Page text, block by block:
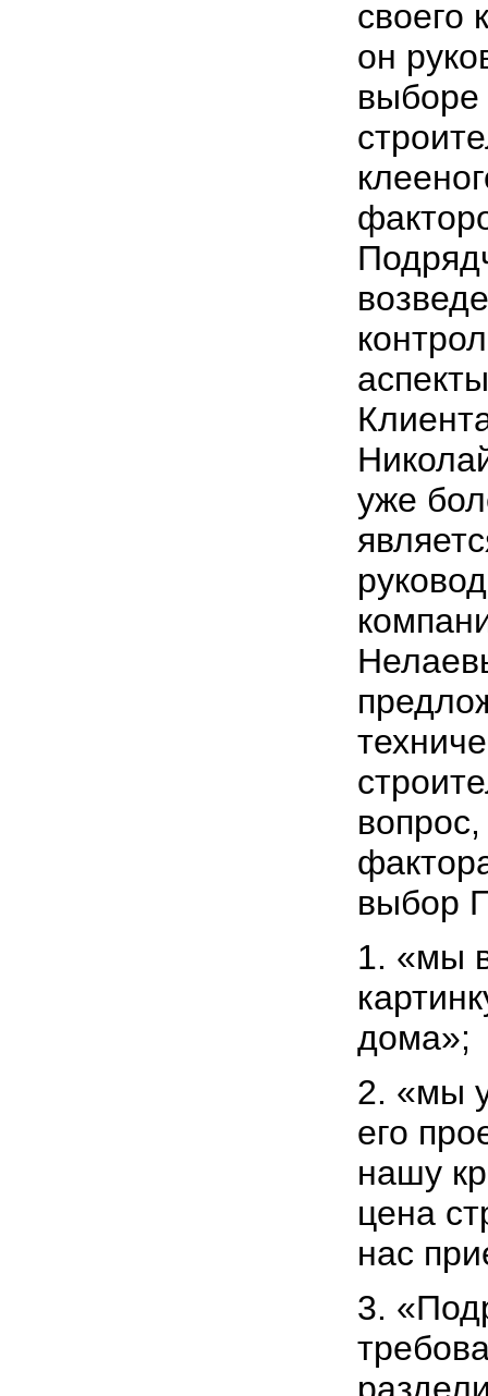
своего
он
выборе
уже
выбор
1. «мы
дома»;
2. «мы
его
нашу
цена
нас
3.